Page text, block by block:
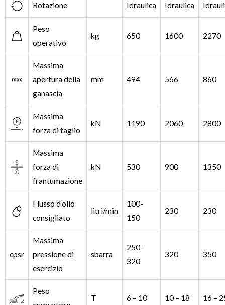
Rotazione Idraulica Idraulica
Peso
operativo
kg 650 1600 2270
Massima
apertura della
ganascia
mm 494 566 860
Massima
forza di taglio
kN 1190 2060 2800
Massima
forza di
frantumazione
kN 530 900 1350
Flusso d’olio
consigliato
litri/min
100-
150
230 230
cpsr
Massima
pressione di
esercizio
sbarra
250-
320
320 350
Peso
T 6 – 10 10 – 18 16 –